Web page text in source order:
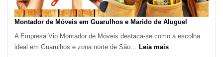
em
Tatuí
Montador de Móveis em Guarulhos e Marido de Aluguel
A Empresa Vip Montador de Móveis destaca-se como a escolha
ideal em Guarulhos e zona norte de São… Leia mais: